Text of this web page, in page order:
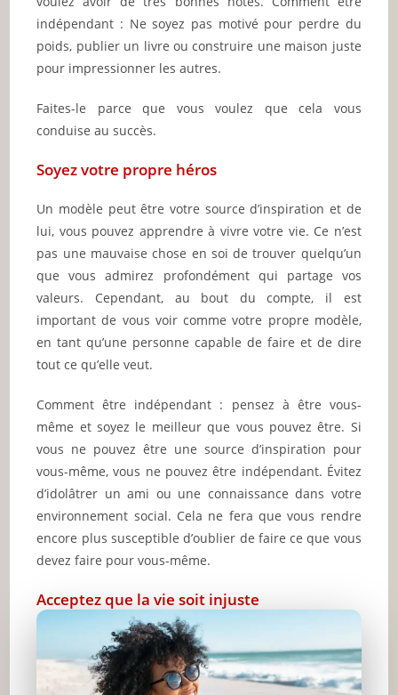
indépendant : Ne soyez pas motivé pour perdre du
poids, publier un livre ou construire une maison juste
pour impressionner les autres.
Faites-le parce que vous voulez que cela vous
conduise au succès.
Soyez votre propre héros
Un modèle peut être votre source d’inspiration et de
lui, vous pouvez apprendre à vivre votre vie. Ce n’est
pas une mauvaise chose en soi de trouver quelqu’un
que vous admirez profondément qui partage vos
valeurs. Cependant, au bout du compte, il est
important de vous voir comme votre propre modèle,
en tant qu’une personne capable de faire et de dire
tout ce qu’elle veut.
Comment être indépendant : pensez à être vous-
même et soyez le meilleur que vous pouvez être. Si
vous ne pouvez être une source d’inspiration pour
vous-même, vous ne pouvez être indépendant. Évitez
d’idolâtrer un ami ou une connaissance dans votre
environnement social. Cela ne fera que vous rendre
encore plus susceptible d’oublier de faire ce que vous
devez faire pour vous-même.
Acceptez que la vie soit injuste